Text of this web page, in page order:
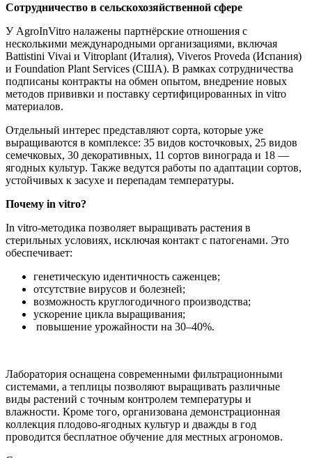
Сотрудничество в сельскохозяйственной сфере
У AgroInVitro налажены партнёрские отношения с
несколькими международными организациями, включая
Battistini Vivai и Vitroplant (Италия), Viveros Proveda (Испания)
и Foundation Plant Services (США). В рамках сотрудничества
подписаны контракты на обмен опытом, внедрение новых
методов прививки и поставку сертифицированных in vitro
материалов.
Отдельный интерес представляют сорта, которые уже
выращиваются в комплексе: 35 видов косточковых, 25 видов
семечковых, 30 декоративных, 11 сортов винограда и 18 —
ягодных культур. Также ведутся работы по адаптации сортов,
устойчивых к засухе и перепадам температуры.
Почему in vitro?
In vitro-методика позволяет выращивать растения в
стерильных условиях, исключая контакт с патогенами. Это
обеспечивает:
генетическую идентичность саженцев;
отсутствие вирусов и болезней;
возможность круглогодичного производства;
ускорение цикла выращивания;
повышение урожайности на 30–40%.
Лаборатория оснащена современными фильтрационными
системами, а теплицы позволяют выращивать различные
виды растений с точным контролем температуры и
влажности. Кроме того, организована демонстрационная
коллекция плодово-ягодных культур и дважды в год
проводится бесплатное обучение для местных агрономов.